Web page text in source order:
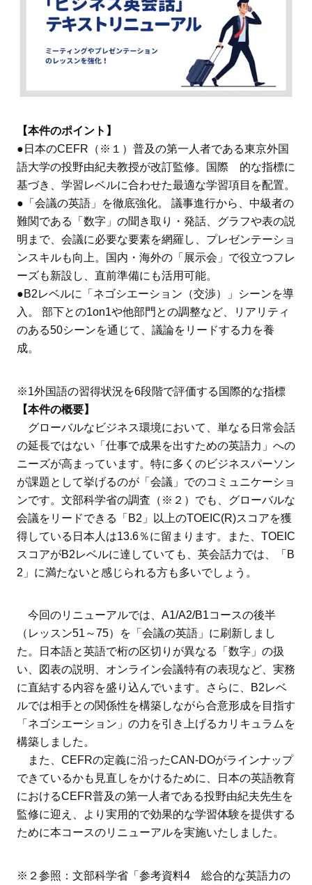
【本件のポイント】
●日本のCEFR（※１）普及の第一人者である東京外国
語大学の投野由紀夫教授が改訂監修。国際 的な指標に
基づき、学習レベルに合わせた最適な学習項目を配置。
●「会議の英語」を徹底強化。 議事進行から、中級者の
難関である「数字」の聞き取り・発話、グラフや表の説
明まで、会議に必要な要素を網羅し、プレゼンテーショ
ンスキルも向上。国内・海外の「展示会」で役立つフレ
ーズも新設し、直前準備にも活用可能。
●B2レベルに「ネゴシエーション（交渉）」シーンを導
入。 部下との1on1や他部門との調整など、リアリティ
のある50シーンを通じて、議論をリードする力を養
成。
※1外国語の習得状況を6段階で評価する国際的な指標
【本件の概要】
グローバルなビジネス環境において、単なる日常会話
の延長ではない「仕事で成果を出すための英語力」への
ニーズが高まっています。特に多くのビジネスパーソン
が課題として挙げるのが「会議」でのコミュニケーショ
ンです。文部科学省の調査（※２）でも、グローバルな
会議をリードできる「B2」以上のTOEIC(R)スコアを獲
得している日本人は13.6％に留まります。また、TOEIC
スコアがB2レベルに達していても、英会話力では、「B
2」に満たないと感じられる方も多いでしょう。
今回のリニューアルでは、A1/A2/B1コースの後半
（レッスン51～75）を「会議の英語」に刷新しまし
た。日本語と英語で桁の区切りが異なる「数字」の扱
い、図表の説明、オンライン会議特有の表現など、実務
に直結する内容を盛り込んでいます。さらに、B2レベ
ルでは相手との関係性を構築しながら合意形成を目指す
「ネゴシエーション」の力を引き上げるカリキュラムを
構築しました。
また、CEFRの定義に沿ったCAN-DOがラインナップ
できているかも見直しをかけるために、日本の英語教育
におけるCEFR普及の第一人者である投野由紀夫先生を
監修に迎え、より実用的で効果的な学習体験を提供する
ために本コースのリニューアルを実施いたしました。
※２参照：文部科学省「参考資料4 総合的な英語力の